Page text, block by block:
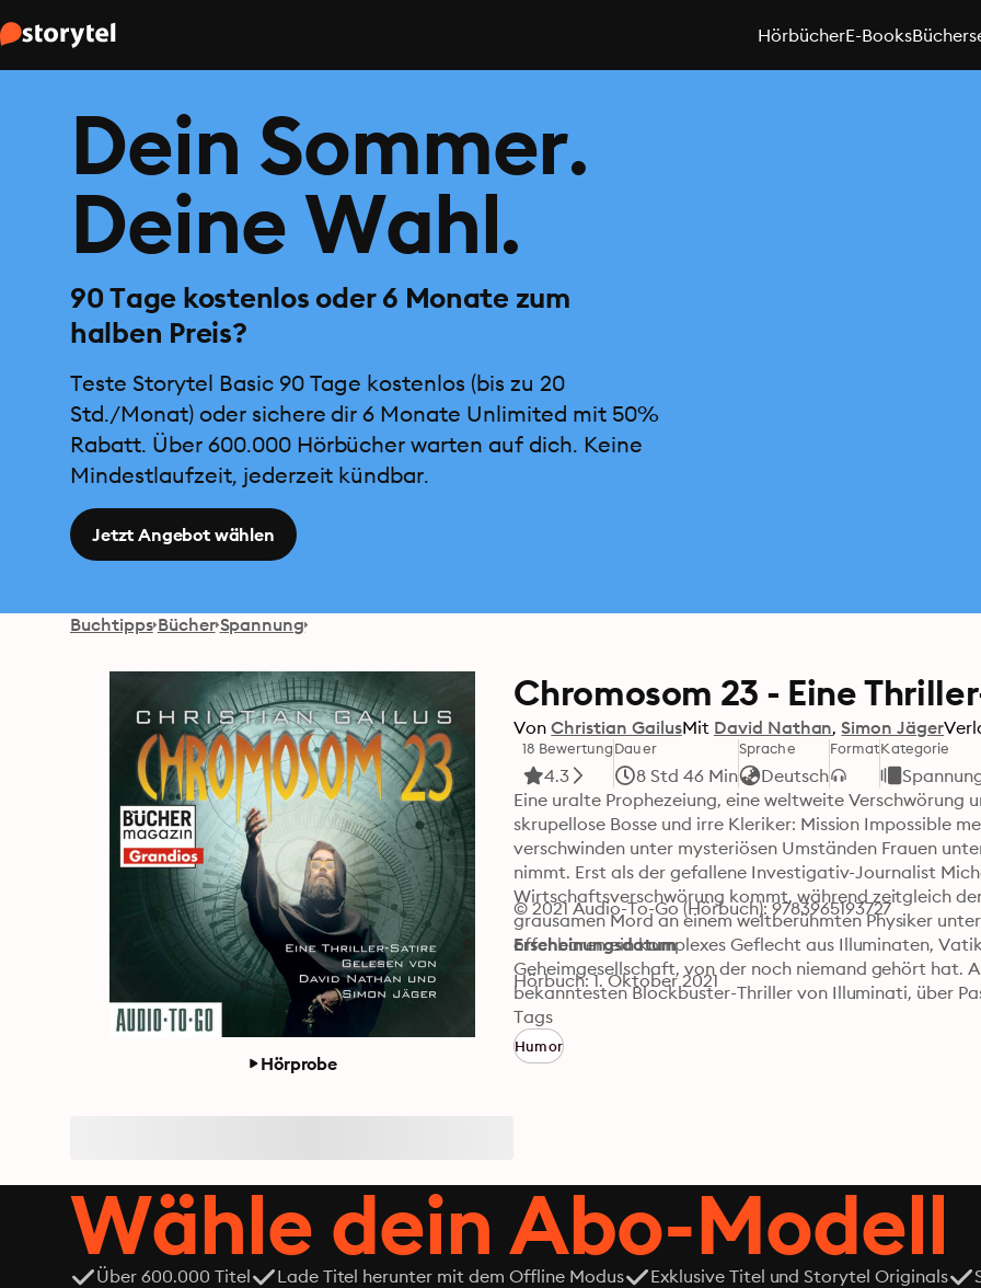
HörbücherE-Books
Dein Sommer.
Deine Wahl.
90 Tage kostenlos oder 6 Monate zum
halben Preis?
Teste Storytel Basic 90 Tage kostenlos (bis zu 20
Std./Monat) oder sichere dir 6 Monate Unlimited mit 50%
Rabatt. Über 600.000 Hörbücher warten auf dich. Keine
Mindestlaufzeit, jederzeit kündbar.
Jetzt Angebot wählen
Buchtipps Bücher Spannung
Hörprobe
Chromosom 23 - Eine
Von Christian GailusMit David Nathan Simon Jäger
18 Bewertung
4.3
Dauer
8 Std 46 Min
Sprache
Deutsch
FormatKategorie
Eine uralte Prophezeiung, eine weltweite
skrupellose Bosse und irre Kleriker: Mission Impossible
verschwinden unter mysteriösen Umständen Frauen
nimmt. Erst als der gefallene Investigativ-Journalist
Wirtschaftsverschwörung kommt, während zeitgleich
grausamen Mord an einem weltberühmten Physiker
offenbaren ein komplexes Geflecht aus Illuminaten,
Geheimgesellschaft, von der noch niemand gehört hat.
bekanntesten Blockbuster-Thriller von Illuminati, über
durch den Kakao. Gewürzt mit fein eingestreuten
Ironie ist Chromosom 23 ein bitterböser Angriff auf die
© 2021 Audio-To-Go (Hörbuch): 9783965193727
Erscheinungsdatum
Hörbuch: 1. Oktober 2021
Tags
Humor
Wähle dein Abo-Modell
Über 600.000 Titel Lade Titel herunter mit dem Offline Modus Exklusive Titel und Storytel Originals